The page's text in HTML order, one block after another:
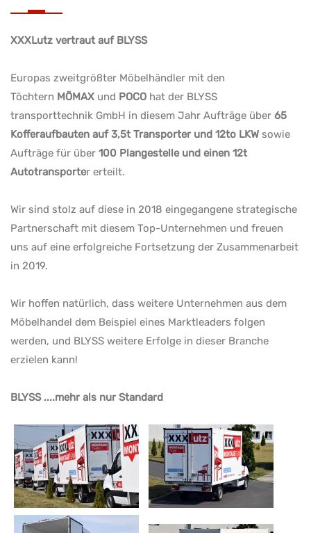
XXXLutz vertraut auf BLYSS
Europas zweitgrößter Möbelhändler mit den
Töchtern MÖMAX und POCO hat der BLYSS
transporttechnik GmbH in diesem Jahr Aufträge über 65
Kofferaufbauten auf 3,5t Transporter und 12to LKW sowie
Aufträge für über 100 Plangestelle und einen 12t
Autotransporter erteilt.
Wir sind stolz auf diese in 2018 eingegangene strategische
Partnerschaft mit diesem Top-Unternehmen und freuen
uns auf eine erfolgreiche Fortsetzung der Zusammenarbeit
in 2019.
Wir hoffen natürlich, dass weitere Unternehmen aus dem
Möbelhandel dem Beispiel eines Marktleaders folgen
werden, und BLYSS weitere Erfolge in dieser Branche
erzielen kann!
BLYSS ....mehr als nur Standard